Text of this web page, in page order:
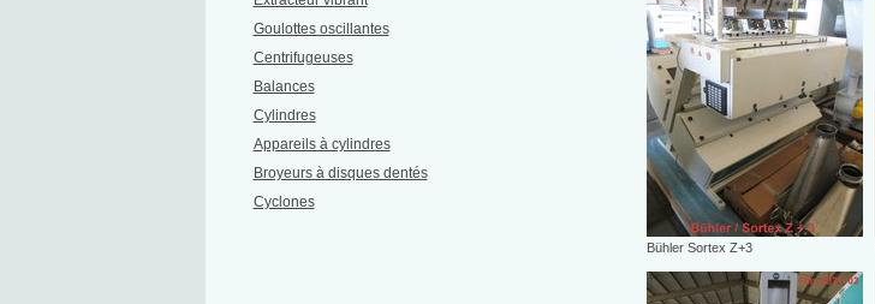
Goulottes oscillantes
Centrifugeuses
Balances
Cylindres
Appareils à cylindres
Broyeurs à disques dentés
Cyclones
Bühler Sortex Z+3